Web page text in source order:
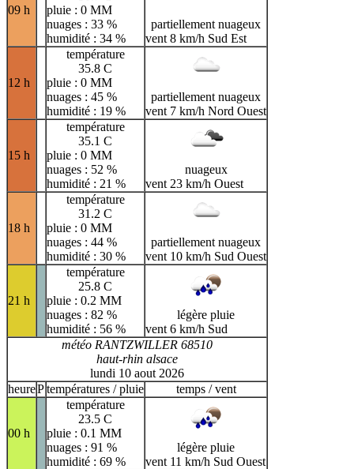
09 h
pluie : 0 MM
nuages : 33 %
humidité : 34 %
partiellement nuageux
vent 8 km/h Sud Est
12 h
température
35.8 C
pluie : 0 MM
nuages : 45 %
humidité : 19 %
partiellement nuageux
vent 7 km/h Nord Ouest
15 h
température
35.1 C
pluie : 0 MM
nuages : 52 %
humidité : 21 %
nuageux
vent 23 km/h Ouest
18 h
température
31.2 C
pluie : 0 MM
nuages : 44 %
humidité : 30 %
partiellement nuageux
vent 10 km/h Sud Ouest
21 h
température
25.8 C
pluie : 0.2 MM
nuages : 82 %
humidité : 56 %
légère pluie
vent 6 km/h Sud
météo RANTZWILLER 68510
haut-rhin alsace
lundi 10 aout 2026
heurePtempératures / pluie temps / vent
00 h
température
23.5 C
pluie : 0.1 MM
nuages : 91 %
humidité : 69 %
légère pluie
vent 11 km/h Sud Ouest